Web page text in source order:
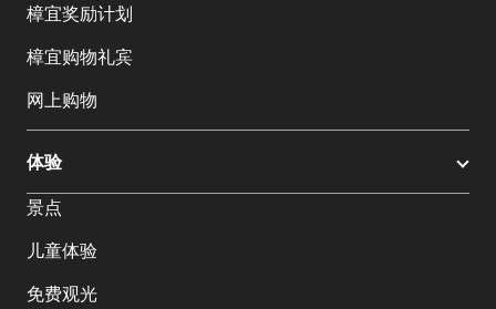
樟宜奖励计划
樟宜购物礼宾
网上购物
体验
景点
儿童体验
免费观光